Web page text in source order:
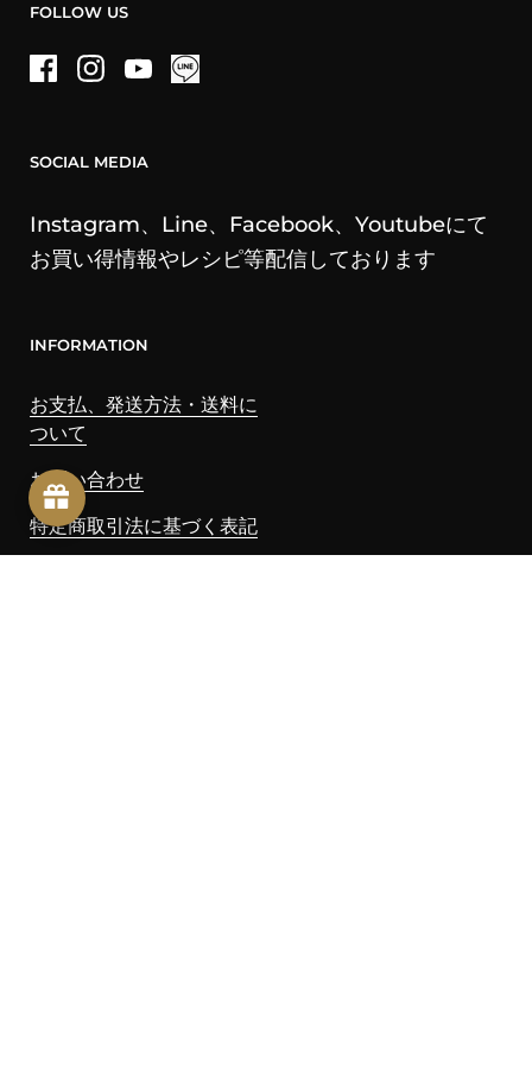
FOLLOW US
Facebook
Instagram
YouTube
SOCIAL MEDIA
Instagram、Line、Facebook、Youtubeにて
お買い得情報やレシピ等配信しております
INFORMATION
お支払、発送方法・送料に
ついて
お問い合わせ
特定商取引法に基づく表記